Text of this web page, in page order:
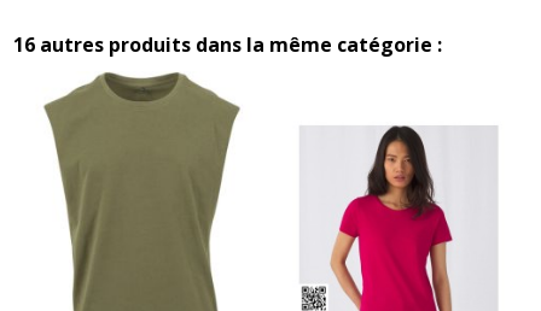
16 autres produits dans la même catégorie :